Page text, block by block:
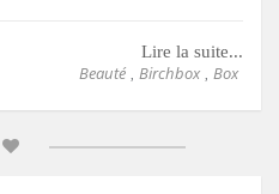
Lire la suite...
Beauté Birchbox Box